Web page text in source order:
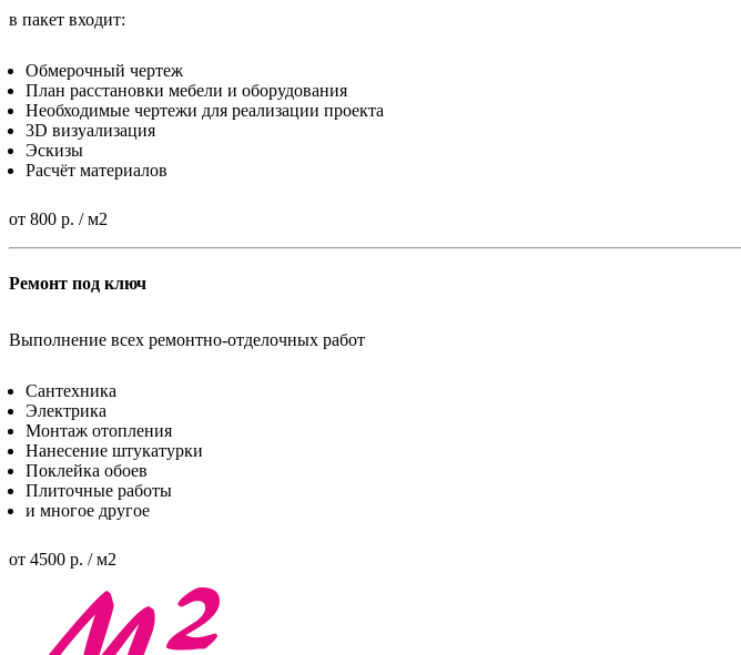
в пакет входит:
Обмерочный чертеж
План расстановки мебели и оборудования
Необходимые чертежи для реализации проекта
3D визуализация
Эскизы
Расчёт материалов
от 800 р. / м2
Ремонт под ключ
Выполнение всех ремонтно-отделочных работ
Сантехника
Электрика
Монтаж отопления
Нанесение штукатурки
Поклейка обоев
Плиточные работы
и многое другое
от 4500 р. / м2